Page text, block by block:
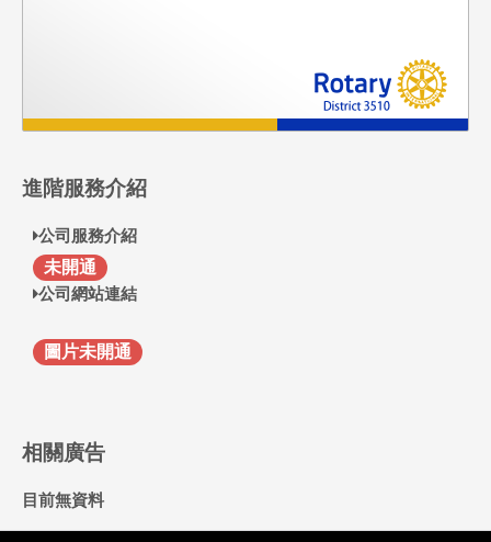
進階服務介紹
公司服務介紹
未開通
公司網站連結
圖片未開通
相關廣告
目前無資料